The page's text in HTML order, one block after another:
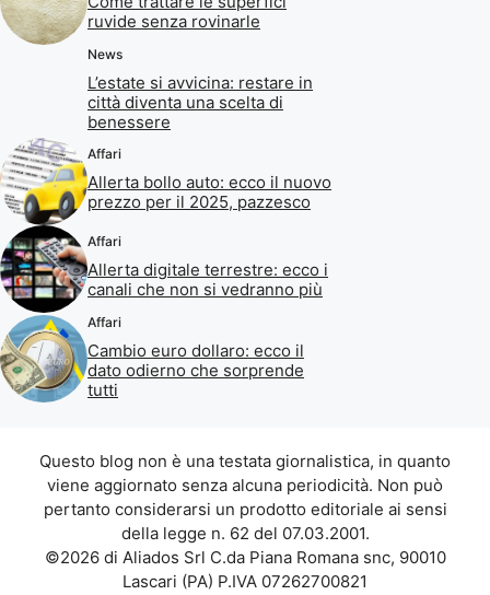
ruvide senza rovinarle
News
L’estate si avvicina: restare in
città diventa una scelta di
benessere
Affari
Allerta bollo auto: ecco il nuovo
prezzo per il 2025, pazzesco
Affari
Allerta digitale terrestre: ecco i
canali che non si vedranno più
Affari
Cambio euro dollaro: ecco il
dato odierno che sorprende
tutti
Questo blog non è una testata giornalistica, in quanto
viene aggiornato senza alcuna periodicità. Non può
pertanto considerarsi un prodotto editoriale ai sensi
della legge n. 62 del 07.03.2001.
©2026 di Aliados Srl C.da Piana Romana snc, 90010
Lascari (PA) P.IVA 07262700821